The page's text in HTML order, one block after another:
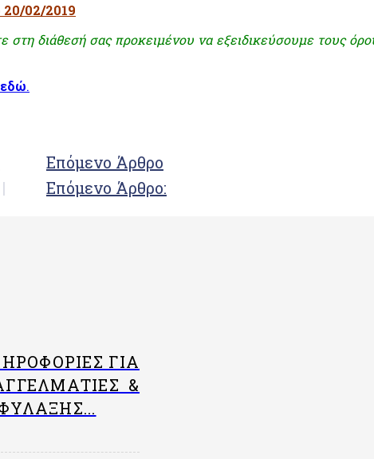
20/02/2019
στη διάθεσή σας προκειμένου να εξειδικεύσουμε τους
εδώ.
Επόμενο Άρθρο
Επόμενο Άρθρο:
ΓΙΑ
&